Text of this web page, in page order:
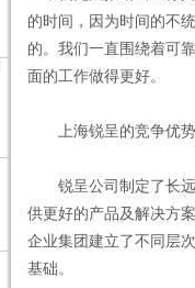
的时间，因为时间的不
的。我们一直围绕着可
面的工作做得更好。
上海锐呈的竞争优势
锐呈公司制定了长远
供更好的产品及解决方
企业集团建立了不同层
基础。